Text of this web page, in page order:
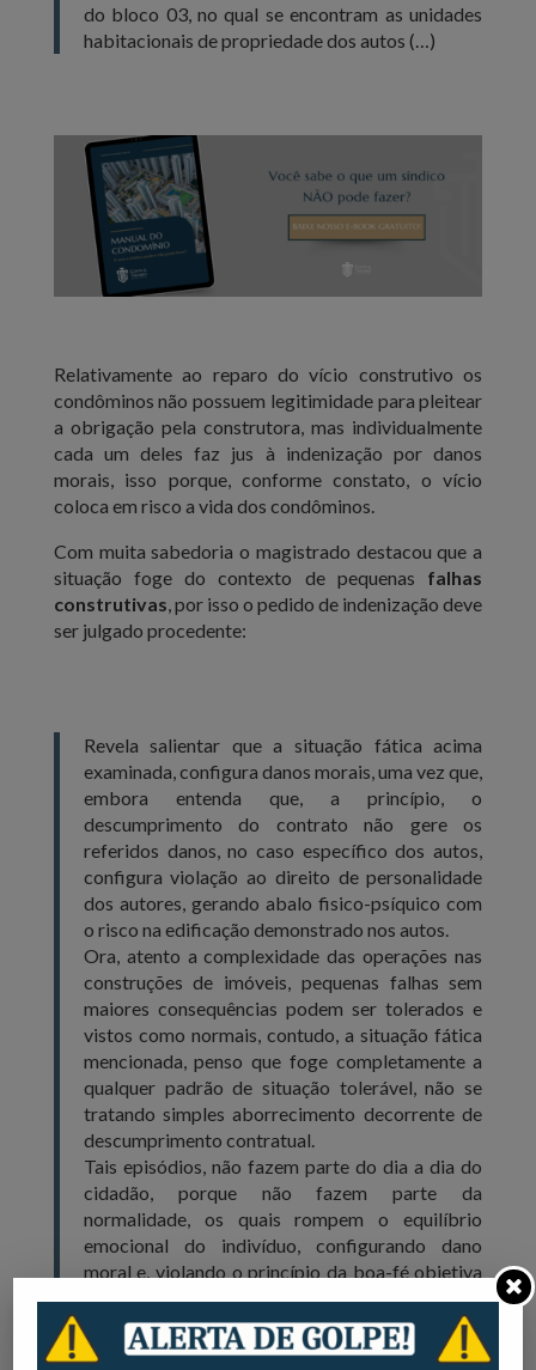
do bloco 03, no qual se encontram as unidades
habitacionais de propriedade dos autos (…)
Relativamente ao reparo do vício construtivo os
condôminos não possuem legitimidade para pleitear
a obrigação pela construtora, mas individualmente
cada um deles faz jus à indenização por danos
morais, isso porque, conforme constato, o vício
coloca em risco a vida dos condôminos.
Com muita sabedoria o magistrado destacou que a
situação foge do contexto de pequenas falhas
construtivas, por isso o pedido de indenização deve
ser julgado procedente:
Revela salientar que a situação fática acima
examinada, configura danos morais, uma vez que,
embora entenda que, a princípio, o
descumprimento do contrato não gere os
referidos danos, no caso específico dos autos,
configura violação ao direito de personalidade
dos autores, gerando abalo fisico-psíquico com
o risco na edificação demonstrado nos autos.
Ora, atento a complexidade das operações nas
construções de imóveis, pequenas falhas sem
maiores consequências podem ser tolerados e
vistos como normais, contudo, a situação fática
mencionada, penso que foge completamente a
qualquer padrão de situação tolerável, não se
tratando simples aborrecimento decorrente de
descumprimento contratual.
Tais episódios, não fazem parte do dia a dia do
cidadão, porque não fazem parte da
normalidade, os quais rompem o equilíbrio
emocional do indivíduo, configurando dano
moral e, violando o princípio da boa-fé objetiva
que deve informar a relação contratual.
A
indenização por dano moralindepende de
qualquer vinculação com o prejuízo patrimonial,